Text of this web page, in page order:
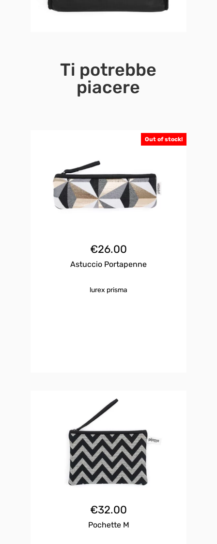
Ti potrebbe
piacere
Out of stock!
€26.00
Astuccio Portapenne
lurex prisma
€32.00
Pochette M